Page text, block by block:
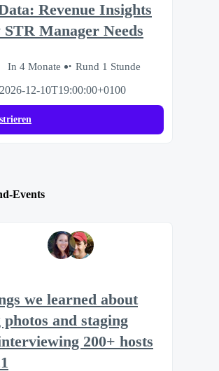
Revenue Insights
Manager Needs
In 4 Monate
Rund 1 Stunde
2026-12-10T19:00:00+0100
Events
we learned about
and staging
200+ hosts